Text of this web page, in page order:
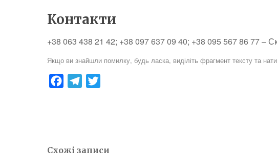
Контакти
+38 063 438 21 42; +38 097 637 09 40; +38 095 567 86 77 –
Якщо ви знайшли помилку, будь ласка, виділіть фрагмент тексту та
o
r
e
Схожі записи